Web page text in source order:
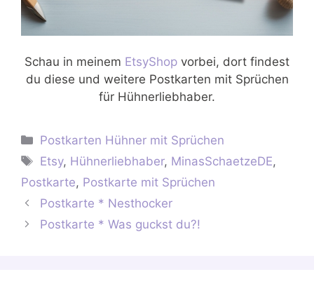
Schau in meinem EtsyShop vorbei, dort findest
du diese und weitere Postkarten mit Sprüchen
für Hühnerliebhaber.
Kategorien
Postkarten Hühner mit Sprüchen
Schlagwörter
Etsy, Hühnerliebhaber, MinasSchaetzeDE,
Postkarte, Postkarte mit Sprüchen
Postkarte * Nesthocker
Postkarte * Was guckst du?!